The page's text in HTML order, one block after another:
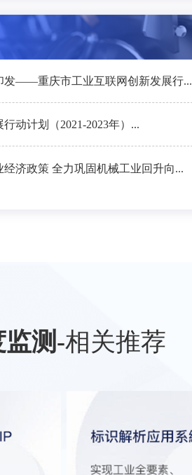
发——重庆市工业互联网创新发展行...
行动计划（2021-2023年）...
济政策 全力巩固机械工业回升向...
测 -相关推荐